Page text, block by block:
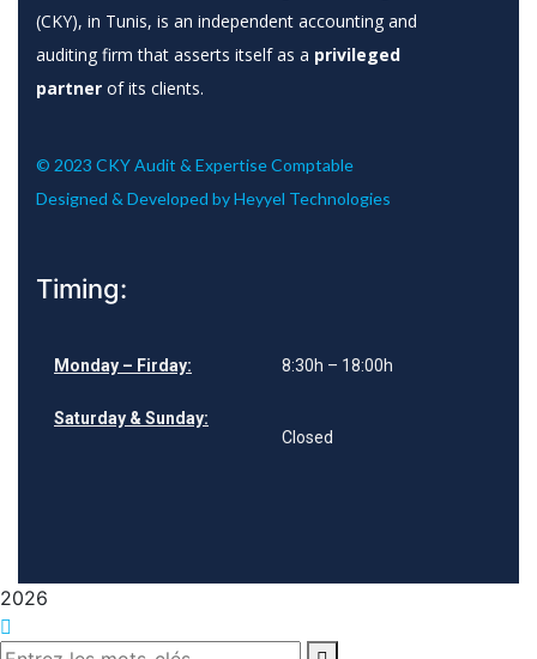
(CKY), in Tunis, is an independent accounting and
auditing firm that asserts itself as a privileged
partner of its clients.
© 2023 CKY Audit & Expertise Comptable
Designed & Developed byHeyyel Technologies
Timing:
Monday – Firday:
Saturday & Sunday:
8:30h – 18:00h
Closed
2026